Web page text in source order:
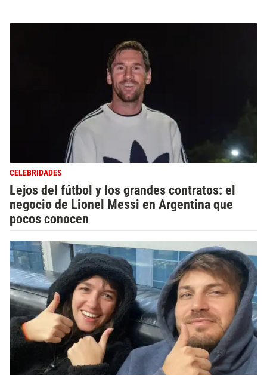
CELEBRIDADES
Lejos del fútbol y los grandes contratos: el
negocio de Lionel Messi en Argentina que
pocos conocen